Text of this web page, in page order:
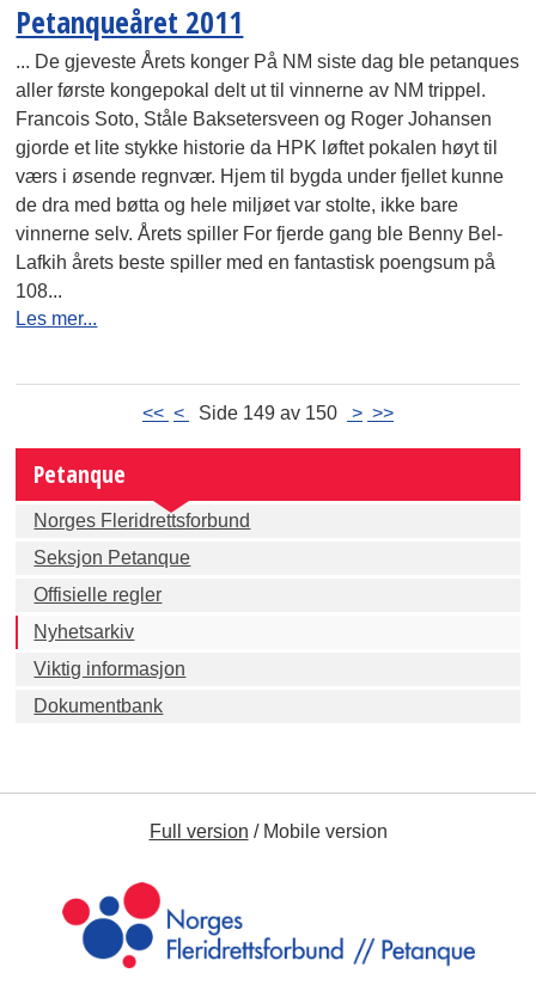
Petanqueåret 2011
... De gjeveste Årets konger På NM siste dag ble petanques
aller første kongepokal delt ut til vinnerne av NM trippel.
Francois Soto, Ståle Baksetersveen og Roger Johansen
gjorde et lite stykke historie da HPK løftet pokalen høyt til
værs i øsende regnvær. Hjem til bygda under fjellet kunne
de dra med bøtta og hele miljøet var stolte, ikke bare
vinnerne selv. Årets spiller For fjerde gang ble Benny Bel-
Lafkih årets beste spiller med en fantastisk poengsum på
108...
Les mer...
<< < Side 149 av 150 > >>
Petanque
Norges Fleridrettsforbund
Seksjon Petanque
Offisielle regler
Nyhetsarkiv
Viktig informasjon
Dokumentbank
Full version /Mobile version